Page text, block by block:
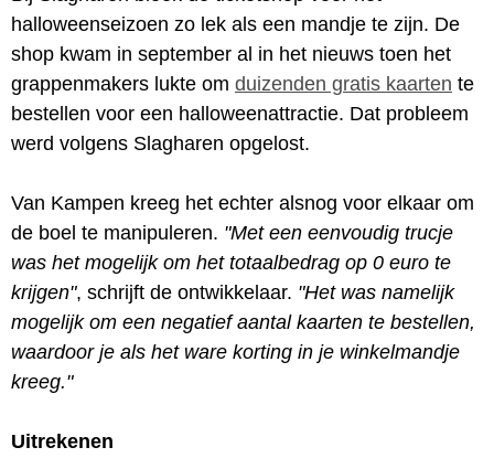
halloweenseizoen zo lek als een mandje te zijn. De
shop kwam in september al in het nieuws toen het
grappenmakers lukte om duizenden gratis kaarten te
bestellen voor een halloweenattractie. Dat probleem
werd volgens Slagharen opgelost.
Van Kampen kreeg het echter alsnog voor elkaar om
de boel te manipuleren. "Met een eenvoudig trucje
was het mogelijk om het totaalbedrag op 0 euro te
krijgen", schrijft de ontwikkelaar. "Het was namelijk
mogelijk om een negatief aantal kaarten te bestellen,
waardoor je als het ware korting in je winkelmandje
kreeg."
Uitrekenen